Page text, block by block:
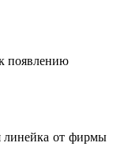
появлению
линейка от фирмы